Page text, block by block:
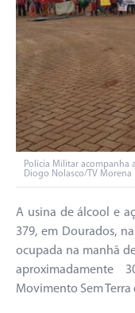
Polícia Militar acompanha
Diogo Nolasco/TV Morena
A usina de álcool e
379, em Dourados,
ocupada na manhã
aproximadamente
Movimento Sem Terra